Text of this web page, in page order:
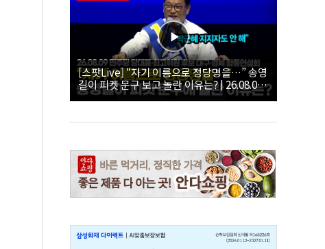
[스팟Live] “자기 이름으로 정당명을…” 송영
길이 피켓 문구 보고 놀란 이유는? | 26.08.09
더불어민주당 당대표·최고위원 후보 대구·경